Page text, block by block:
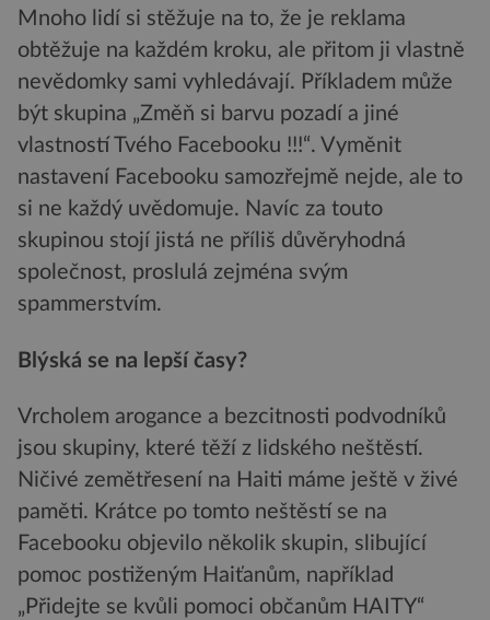
Mnoho lidí si stěžuje na to, že je reklama
obtěžuje na každém kroku, ale přitom ji vlastně
nevědomky sami vyhledávají. Příkladem může
být skupina „Změň si barvu pozadí a jiné
vlastností Tvého Facebooku !!!“. Vyměnit
nastavení Facebooku samozřejmě nejde, ale to
si ne každý uvědomuje. Navíc za touto
skupinou stojí jistá ne příliš důvěryhodná
společnost, proslulá zejména svým
spammerstvím.
Blýská se na lepší časy?
Vrcholem arogance a bezcitnosti podvodníků
jsou skupiny, které těží z lidského neštěstí.
Ničivé zemětřesení na Haiti máme ještě v živé
paměti. Krátce po tomto neštěstí se na
Facebooku objevilo několik skupin, slibující
pomoc postiženým Haiťanům, například
„Přidejte se kvůli pomoci občanům HAITY“